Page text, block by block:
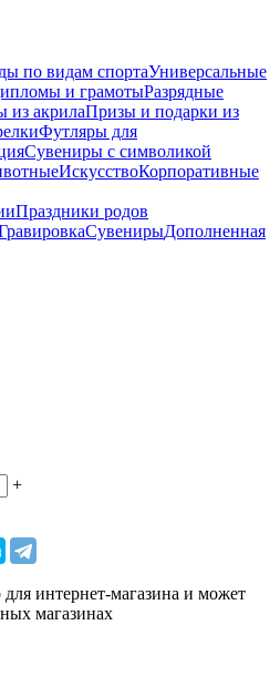
по видам спортаУниверсальные
и грамотыРазрядные
из акрилаПризы и подарки из
Футляры для
Сувениры с символикой
ИскусствоКорпоративные
Праздники родов
СувенирыДополненная
+
интернет-магазина и может
магазинах